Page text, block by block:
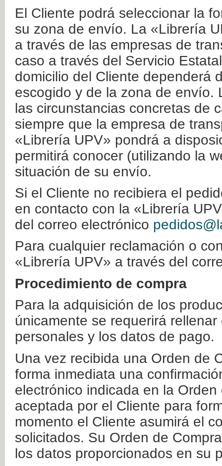
El Cliente podrá seleccionar la
su zona de envío. La «Librería
a través de las empresas de
caso a través del Servicio
domicilio del Cliente dependerá
escogido y de la zona de envío.
las circunstancias concretas de
siempre que la empresa de
«Librería UPV» pondrá a
permitirá conocer (utilizando la
situación de su envío.
Si el Cliente no recibiera el
en contacto con la «Librería
del correo electrónico
Para cualquier reclamación o
«Librería UPV» a través del
Procedimiento de compra
Para la adquisición de los
únicamente se requerirá
personales y los datos de pago.
Una vez recibida una Orden de
forma inmediata una
electrónico indicada en la
aceptada por el Cliente para
momento el Cliente asumirá el
solicitados. Su Orden de
los datos proporcionados en su